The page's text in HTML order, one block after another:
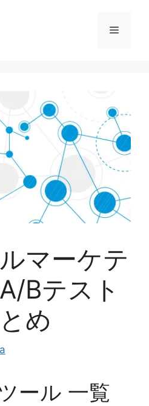
メ
ー
マーケテ
Bテスト
め
ール 一覧